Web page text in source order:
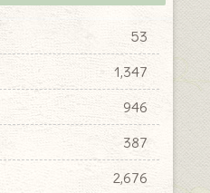
53
1,347
946
387
2,676